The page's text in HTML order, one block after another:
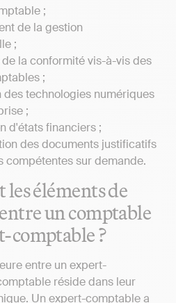
;
de la gestion
;
la conformité vis-à-vis des
;
des technologies numériques
;
d'états financiers ;
des documents justificatifs
compétentes sur demande.
les éléments de
un comptable
comptable ?
entre un expert-
réside dans leur
Un expert-comptable a